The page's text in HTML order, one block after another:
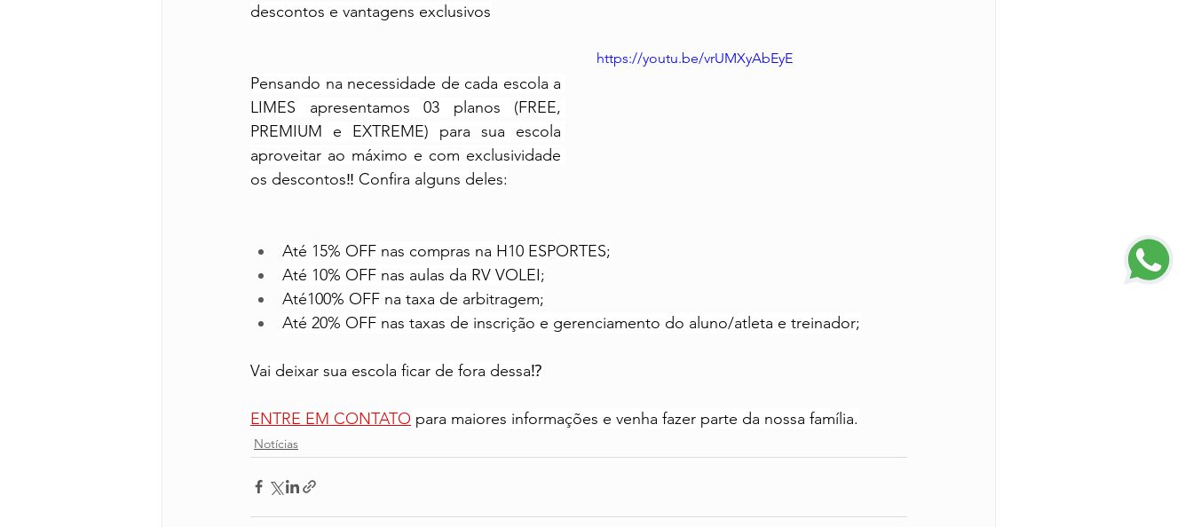
descontos e vantagens exclusivos
https://youtu.be/vrUMXyAbEyE
Pensando na necessidade de cada escola a
LIMES apresentamos 03 planos (FREE,
PREMIUM e EXTREME) para sua escola
aproveitar ao máximo e com exclusividade
os descontos‼️ Confira alguns deles:
Até 15% OFF nas compras na H10 ESPORTES;
Até 10% OFF nas aulas da RV VOLEI;
Até100% OFF na taxa de arbitragem;
Até 20% OFF nas taxas de inscrição e gerenciamento do aluno/atleta e treinador;
Vai deixar sua escola ficar de fora dessa⁉️
ENTRE EM CONTATO para maiores informações e venha fazer parte da nossa família.
Notícias